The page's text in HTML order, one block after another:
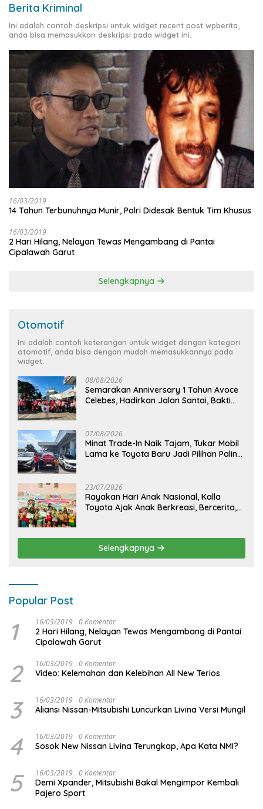
Berita Kriminal
Ini adalah contoh deskripsi untuk widget recent post wpberita,
anda bisa memasukkan deskripsi pada widget ini.
16/03/2019
14 Tahun Terbunuhnya Munir, Polri Didesak Bentuk Tim Khusus
16/03/2019
2 Hari Hilang, Nelayan Tewas Mengambang di Pantai
Cipalawah Garut
Selengkapnya
Otomotif
Ini adalah contoh keterangan untuk widget dengan kategori
otomotif, anda bisa dengan mudah memasukkannya pada
widget.
08/08/2026
Semarakan Anniversary 1 Tahun Avoce
Celebes, Hadirkan Jalan Santai, Bakti
07/08/2026
Minat Trade-In Naik Tajam, Tukar Mobil
Lama ke Toyota Baru Jadi Pilihan Paling
23/07/2026
Rayakan Hari Anak Nasional, Kalla
Toyota Ajak Anak Berkreasi, Bercerita,
Selengkapnya
Popular Post
1 16/03/2019 0 Komentar
2 Hari Hilang, Nelayan Tewas Mengambang di Pantai
Cipalawah Garut
2 16/03/2019 0 Komentar
Video: Kelemahan dan Kelebihan All New Terios
3 16/03/2019 0 Komentar
Aliansi Nissan-Mitsubishi Luncurkan Livina Versi Mungil
4 16/03/2019 0 Komentar
Sosok New Nissan Livina Terungkap, Apa Kata NMI?
5 16/03/2019 0 Komentar
Demi Xpander, Mitsubishi Bakal Mengimpor Kembali
Pajero Sport